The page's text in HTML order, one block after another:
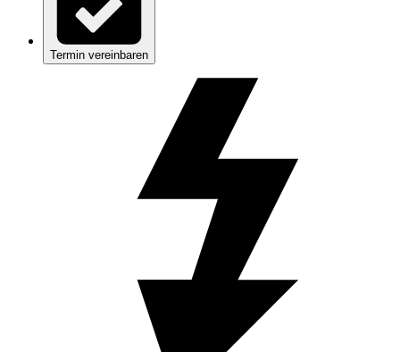
Termin vereinbaren